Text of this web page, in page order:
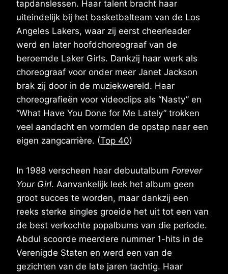
tapdanslessen. Haar talent bracht haar
uiteindelijk bij het basketbalteam van de Los
Angeles Lakers, waar zij eerst cheerleader
werd en later hoofdchoreograaf van de
beroemde Laker Girls. Dankzij haar werk als
choreograaf voor onder meer Janet Jackson
brak zij door in de muziekwereld. Haar
choreografieën voor videoclips als “Nasty” en
“What Have You Done for Me Lately” trokken
veel aandacht en vormden de opstap naar een
eigen zangcarrière. (Top 40)
In 1988 verscheen haar debuutalbum Forever
Your Girl. Aanvankelijk leek het album geen
groot succes te worden, maar dankzij een
reeks sterke singles groeide het uit tot een van
de best verkochte popalbums van die periode.
Abdul scoorde meerdere nummer 1-hits in de
Verenigde Staten en werd een van de
gezichten van de late jaren tachtig. Haar